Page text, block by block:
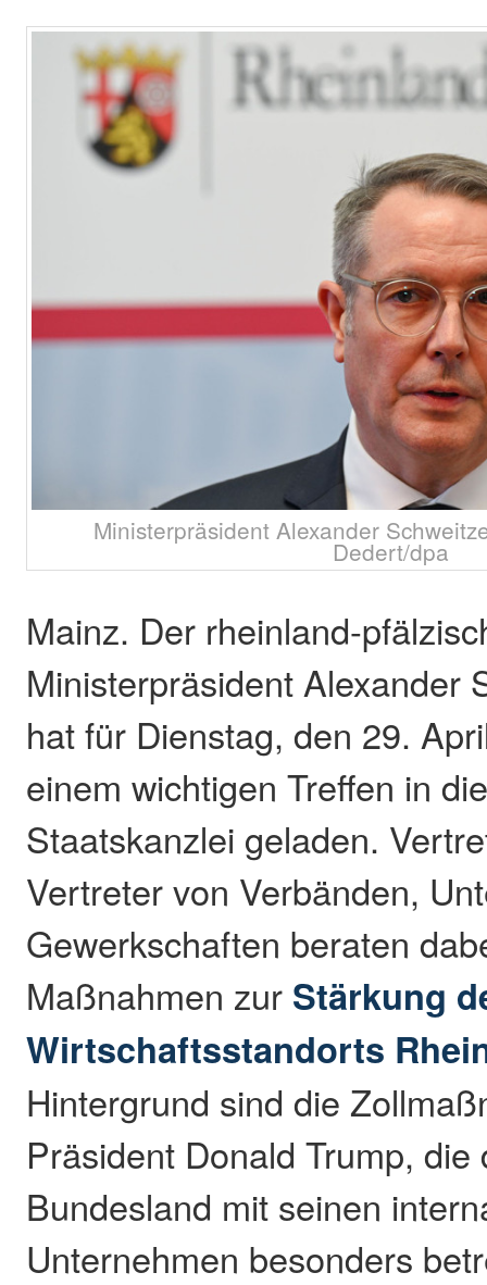
Ministerpräsident Alexander
Dedert/dpa
Mainz. Der rheinland-
Ministerpräsident Alexander
hat für Dienstag, den 29.
einem wichtigen Treffen in
Staatskanzlei geladen.
Vertreter von Verbänden,
Gewerkschaften beraten
Maßnahmen zur Stärkung
Wirtschaftsstandorts
Hintergrund sind die
Präsident Donald Trump,
Bundesland mit seinen
Unternehmen besonders